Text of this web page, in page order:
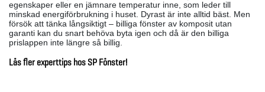
egenskaper eller en jämnare temperatur inne, som leder till
minskad energiförbrukning i huset. Dyrast är inte alltid bäst. Men
försök att tänka långsiktigt – billiga fönster av komposit utan
garanti kan du snart behöva byta igen och då är den billiga
prislappen inte längre så billig.
Läs fler experttips hos SP Fönster!